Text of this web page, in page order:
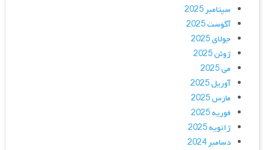
سپتامبر 2025
آگوست 2025
جولای 2025
ژوئن 2025
می 2025
آوریل 2025
مارس 2025
فوریه 2025
ژانویه 2025
دسامبر 2024